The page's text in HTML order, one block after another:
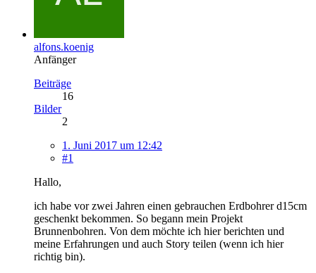
alfons.koenig
Anfänger
Beiträge
16
Bilder
2
1. Juni 2017 um 12:42
#1
Hallo,
ich habe vor zwei Jahren einen gebrauchen Erdbohrer d15cm
geschenkt bekommen. So begann mein Projekt
Brunnenbohren. Von dem möchte ich hier berichten und
meine Erfahrungen und auch Story teilen (wenn ich hier
richtig bin).